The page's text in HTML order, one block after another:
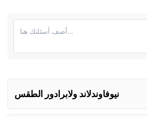
نيوفاوندلاند ولابرادور الطقس